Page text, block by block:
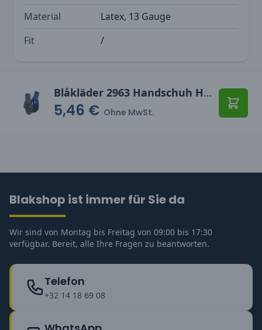
Material
Latex, 13 Gauge
Fit
/
Blåkläder 2963 Handschuh Handwerk leicht gefüttert, Latex überzogen
5,46 € Ohne MwSt. In
Blakshop ist immer für Sie da
Wir sind von Montag bis Freitag von 09:00 bis 17:30
verfügbar. Bereit, alle Ihre Fragen zu beantworten.
Telefon
+32 14 18 69 08